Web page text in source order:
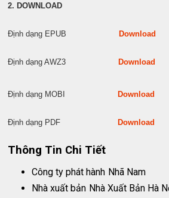
2. DOWNLOAD
Định dạng EPUBDownload
Định dạng AWZ3Download
Định dạng MOBIDownload
Định dạng PDFDownload
Thông Tin Chi Tiết
Công ty phát hành Nhã Nam
Nhà xuất bản Nhà Xuất Bản Hà